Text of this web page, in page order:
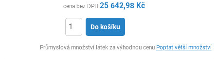
cena bez DPH 25 642,98 Kč
Do košíku
Průmyslová množství látek za výhodnou cenu Poptat větší množství